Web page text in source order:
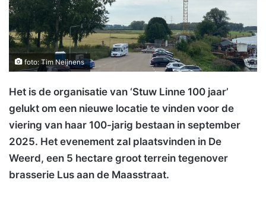
foto: Tim Neijnens
Het is de organisatie van ‘Stuw Linne 100 jaar’
gelukt om een nieuwe locatie te vinden voor de
viering van haar 100-jarig bestaan in september
2025. Het evenement zal plaatsvinden in De
Weerd, een 5 hectare groot terrein tegenover
brasserie Lus aan de Maasstraat.